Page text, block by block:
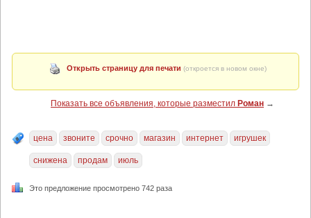
Открыть страницу для печати (откроется в новом окне)
Показать все объявления, которые разместил Роман →
цена звоните срочно магазин интернет игрушек
снижена продам июль
Это предложение просмотрено 742 раза